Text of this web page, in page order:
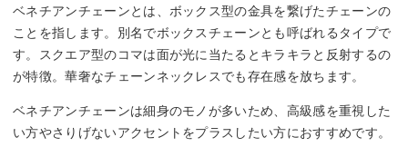
ベネチアンチェーンとは、ボックス型の金具を繋げたチェーンの
ことを指します。別名でボックスチェーンとも呼ばれるタイプで
す。スクエア型のコマは面が光に当たるとキラキラと反射するの
が特徴。華奢なチェーンネックレスでも存在感を放ちます。
ベネチアンチェーンは細身のモノが多いため、高級感を重視した
い方やさりげないアクセントをプラスしたい方におすすめです。